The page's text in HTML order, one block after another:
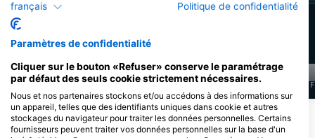
J F M A M J J A S O N D J F M A M J J A S O N F
Afficher plus d'animaux
français Politique de confidentialité
Paramètres de confidentialité
Cliquer sur le bouton «Refuser» conserve le paramétrage
par défaut des seuls cookie strictement nécessaires.
Nous et nos partenaires stockons et/ou accédons à des informations sur
un appareil, telles que des identifiants uniques dans cookie et autres
stockages du navigateur pour traiter les données personnelles. Certains
fournisseurs peuvent traiter vos données personnelles sur la base d'un